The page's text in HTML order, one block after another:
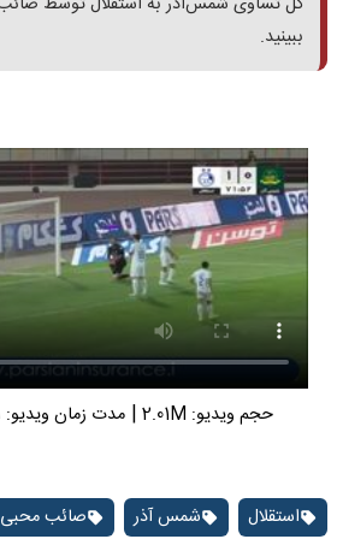
ببینید.
حجم ویدیو: 2.01M |مدت زمان ویدیو: 00:00:19
استقلال شمس آذر صائب محبی